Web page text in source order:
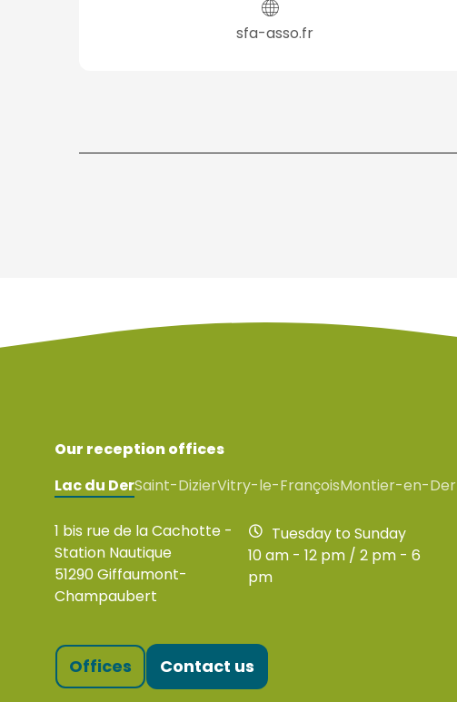
sfa-asso.fr
Our reception offices
Lac du DerSaint-DizierVitry-le-FrançoisMontier-en-Der
1 bis rue de la Cachotte -
Station Nautique
51290 Giffaumont-
Champaubert
Tuesday to Sunday
10 am - 12 pm / 2 pm - 6
pm
Offices Contact us